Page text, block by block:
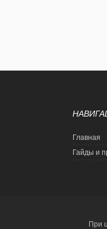
Главная
Гайды и
При